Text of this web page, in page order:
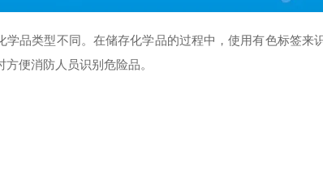
学品类型不同。在储存化学品的过程中，使用有色标签来
便消防人员识别危险品。